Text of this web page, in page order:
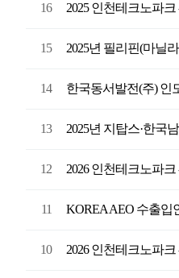
16 2025 인천테크노파
15 2025년 필리핀(마닐
14 한국동서발전(주) 인
13 2025년 지탑스·한국
12 2026 인천테크노파
11 KOREA AEO 수출입
10 2026 인천테크노파